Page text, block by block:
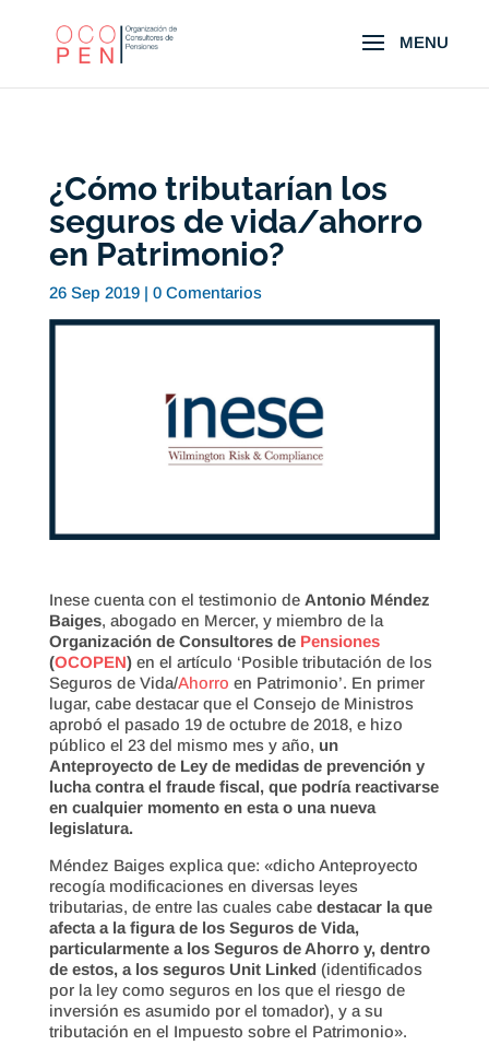
¿Cómo tributarían los
seguros de vida/ahorro
en Patrimonio?
26 Sep 2019| 0 Comentarios
Inese cuenta con el testimonio de Antonio Méndez
Baiges, abogado en Mercer, y miembro de la
Organización de Consultores de Pensiones
(OCOPEN) en el artículo ‘Posible tributación de los
Seguros de Vida/Ahorro en Patrimonio’. En primer
lugar, cabe destacar que el Consejo de Ministros
aprobó el pasado 19 de octubre de 2018, e hizo
público el 23 del mismo mes y año, un
Anteproyecto de Ley de medidas de prevención y
lucha contra el fraude fiscal, que podría reactivarse
en cualquier momento en esta o una nueva
legislatura.
Méndez Baiges explica que: «dicho Anteproyecto
recogía modificaciones en diversas leyes
tributarias, de entre las cuales cabe destacar la que
afecta a la figura de los Seguros de Vida,
particularmente a los Seguros de Ahorro y, dentro
de estos, a los seguros Unit Linked (identificados
por la ley como seguros en los que el riesgo de
inversión es asumido por el tomador), y a su
tributación en el Impuesto sobre el Patrimonio».